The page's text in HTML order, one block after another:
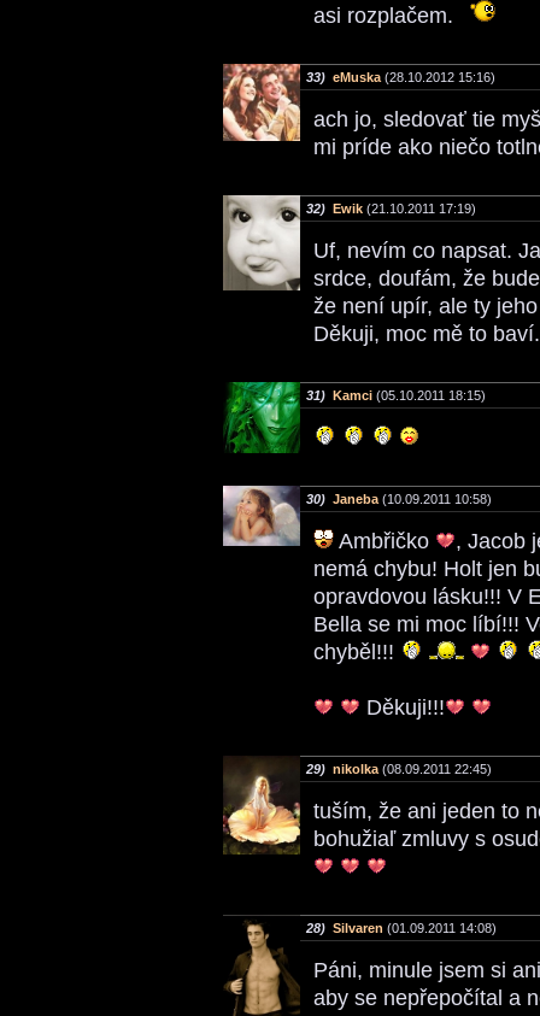
asi rozplačem.
33) eMuska (28.10.2012 15:16)
ach jo, sledovať tie
mi príde ako niečo
32) Ewik (21.10.2011 17:19)
Uf, nevím co napsat.
srdce, doufám, že
že není upír, ale ty
Děkuji, moc mě to baví.
31) Kamci (05.10.2011 18:15)
30) Janeba (10.09.2011 10:58)
Ambřičko
, Jacob
nemá chybu! Holt jen
opravdovou lásku!!! V
Bella se mi moc líbí!!!
chyběl!!!
Děkuji!!!
29) nikolka (08.09.2011 22:45)
tuším, že ani jeden to
bohužiaľ zmluvy s
28) Silvaren (01.09.2011 14:08)
Páni, minule jsem si
aby se nepřepočítal a